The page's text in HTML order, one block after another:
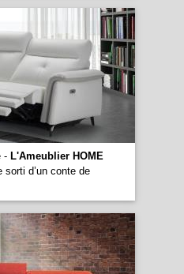
- L'Ameublier HOME
sorti d’un conte de